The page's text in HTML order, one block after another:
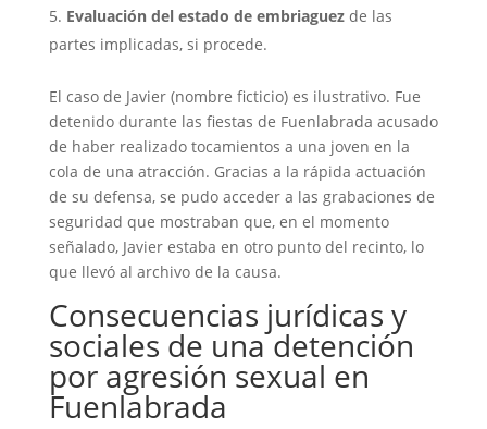
Evaluación del estado de embriaguezde las
partes implicadas, si procede.
El caso de Javier (nombre ficticio) es ilustrativo. Fue
detenido durante las fiestas de Fuenlabrada acusado
de haber realizado tocamientos a una joven en la
cola de una atracción. Gracias a la rápida actuación
de su defensa, se pudo acceder a las grabaciones de
seguridad que mostraban que, en el momento
señalado, Javier estaba en otro punto del recinto, lo
que llevó al archivo de la causa.
Consecuencias jurídicas y
sociales de una detención
por agresión sexual en
Fuenlabrada